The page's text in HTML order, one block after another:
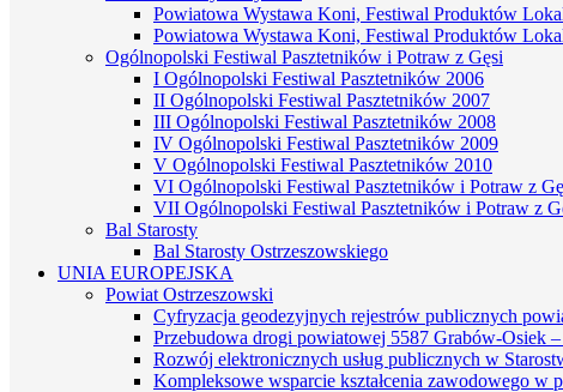
Powiatowa Wystawa Koni, Festiwal Produktów
Powiatowa Wystawa Koni, Festiwal Produktów
Ogólnopolski Festiwal Pasztetników i Potraw z Gęsi
I Ogólnopolski Festiwal Pasztetników 2006
II Ogólnopolski Festiwal Pasztetników 2007
III Ogólnopolski Festiwal Pasztetników 2008
IV Ogólnopolski Festiwal Pasztetników 2009
V Ogólnopolski Festiwal Pasztetników 2010
VI Ogólnopolski Festiwal Pasztetników i Potraw z
VII Ogólnopolski Festiwal Pasztetników i Potraw z
Bal Starosty
Bal Starosty Ostrzeszowskiego
UNIA EUROPEJSKA
Powiat Ostrzeszowski
Cyfryzacja geodezyjnych rejestrów publicznych
Przebudowa drogi powiatowej 5587 Grabów-Osiek
Rozwój elektronicznych usług publicznych w
Kompleksowe wsparcie kształcenia zawodowego w